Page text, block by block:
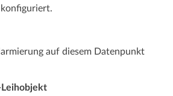
auf diesem Datenpunkt